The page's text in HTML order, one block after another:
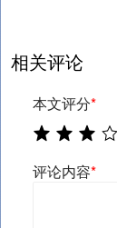
相关评论
本文评分*
评论内容*